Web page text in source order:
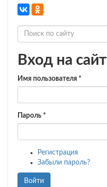
Вход на сайт
Имя пользователя *
Пароль *
Регистрация
Забыли пароль?
Войти